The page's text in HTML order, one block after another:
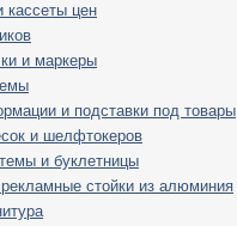
кассеты цен
и маркеры
и подставки под товары
и шелфтокеров
и буклетницы
стойки из алюминия